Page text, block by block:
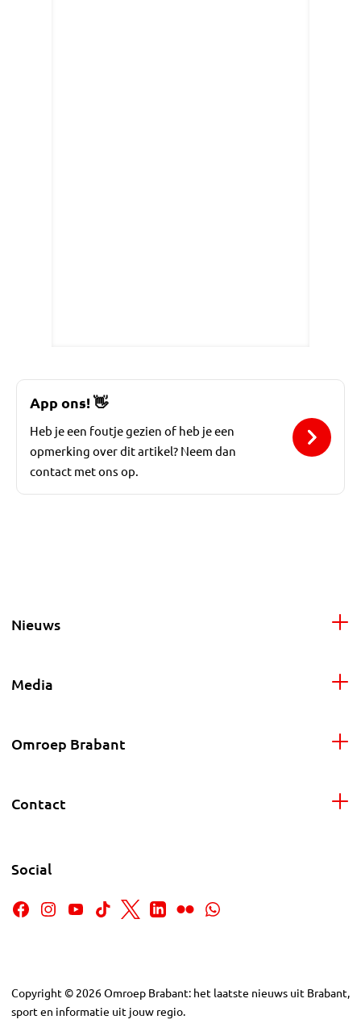
App ons!👋
Heb je een foutje gezien of heb je een
opmerking over dit artikel? Neem dan
contact met ons op.
Nieuws
Media
Omroep Brabant
Contact
Social
Copyright © 2026Omroep Brabant: het laatste nieuws uit Brabant,
sport en informatie uit jouw regio.